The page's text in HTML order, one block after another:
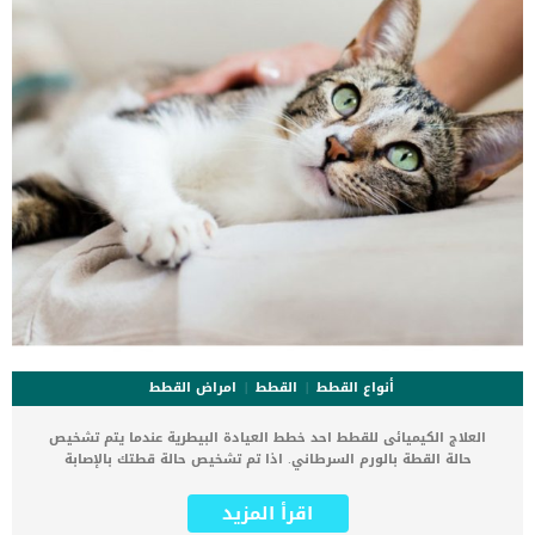
أنواع القطط القطط
امراض القطط
العلاج الكيميائى للقطط احد خطط العيادة البيطرية عندما يتم تشخيص
حالة القطة بالورم السرطاني. اذا تم تشخيص حالة قطتك بالإصابة
الورم. فى جميع الأحوال يعقب معظم الخطط العلاجية لمواجهة السرطان
عند القطط جلسات العلاج الكيميائى. اقرا ايضا: سرطان البنكرياس عند
اقرأ المزيد